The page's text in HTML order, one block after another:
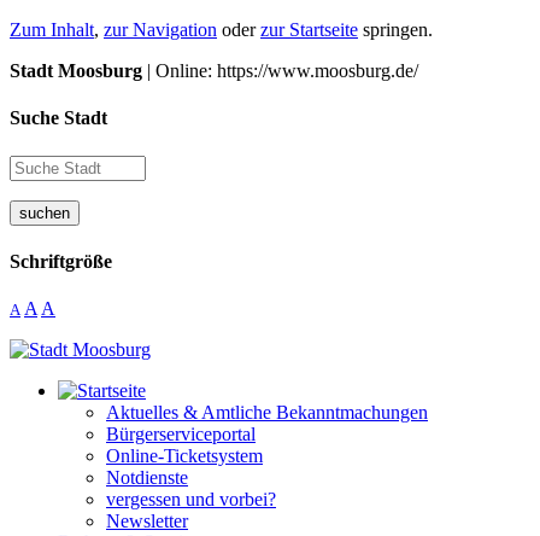
Zum Inhalt, zur Navigation oderzur Startseite springen.
Stadt Moosburg | Online: https://www.moosburg.de/
Suche Stadt
suchen
Schriftgröße
A A A
Aktuelles & Amtliche Bekanntmachungen
Bürgerserviceportal
Online-Ticketsystem
Notdienste
vergessen und vorbei?
Newsletter